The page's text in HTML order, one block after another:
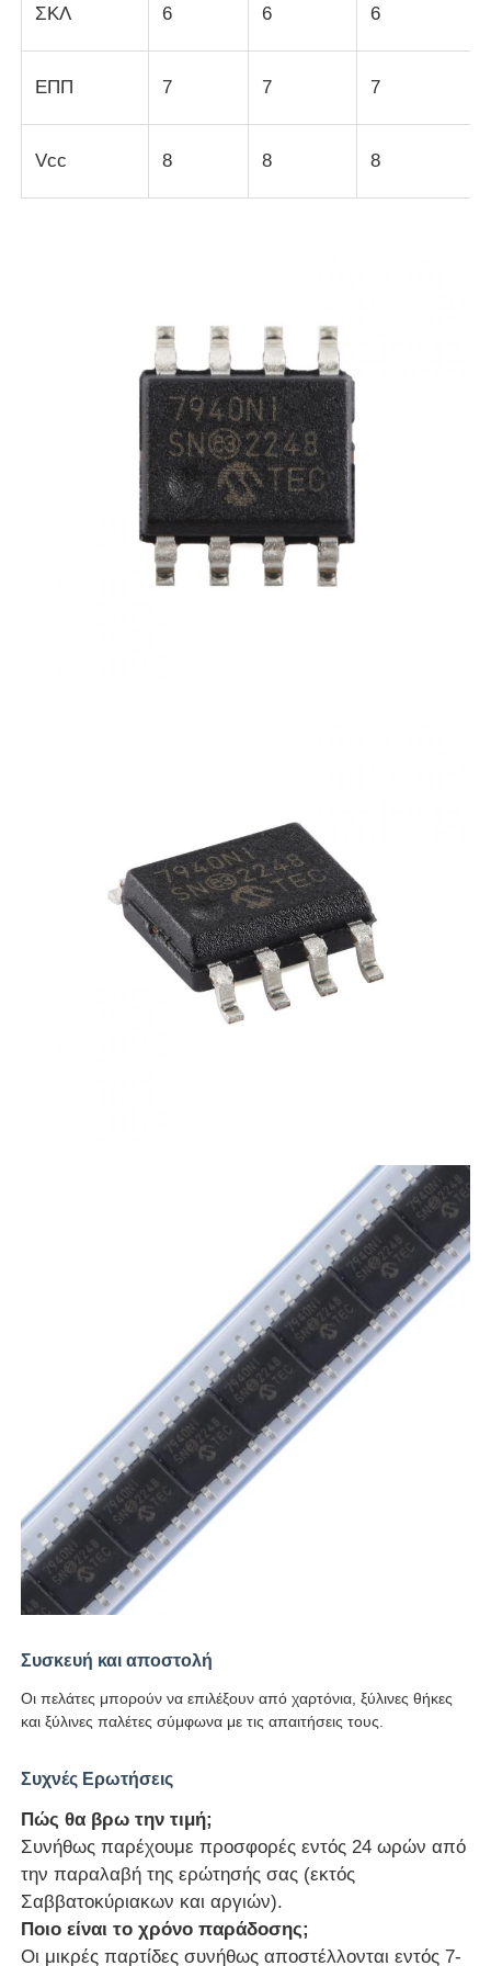
Ενοποιημένα κυκλώματα ραδιοκυμάτων
Μονάδα ραδιοσυχνοτήτων
Μονάδα ισχύος
Στερεάς κατάστασης ηλεκτρονόμος
Κεραία επικοινωνίας
ΣΚΛ 6 6 6
ΕΠΠ 7 7 7
Vcc 8 8 8
Συσκευή και αποστολή
Οι πελάτες μπορούν να επιλέξουν από χαρτόνια, ξύλινες θήκες
και ξύλινες παλέτες σύμφωνα με τις απαιτήσεις τους.
Συχνές Ερωτήσεις
Πώς θα βρω την τιμή;
Συνήθως παρέχουμε προσφορές εντός 24 ωρών από
την παραλαβή της ερώτησής σας (εκτός
Σαββατοκύριακων και αργιών).
Ποιο είναι το χρόνο παράδοσης;
Οι μικρές παρτίδες συνήθως αποστέλλονται εντός 7-